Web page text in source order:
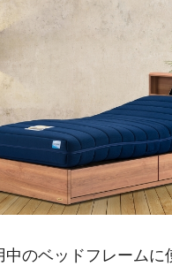
中のベッドフレームに